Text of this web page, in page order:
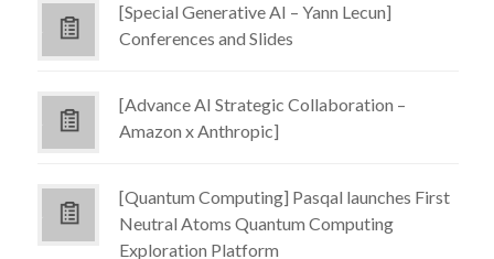
[Special Generative AI – Yann Lecun]
Conferences and Slides
[Advance AI Strategic Collaboration –
Amazon x Anthropic]
[Quantum Computing] Pasqal launches First
Neutral Atoms Quantum Computing
Exploration Platform